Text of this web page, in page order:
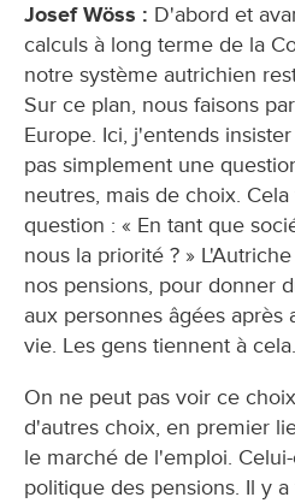
Josef Wöss : D'abord et
calculs à long terme de la
notre système autrichien
Sur ce plan, nous faisons
Europe. Ici, j'entends
pas simplement une
neutres, mais de choix.
question : « En tant que
nous la priorité ? »
nos pensions, pour donner
aux personnes âgées
vie. Les gens tiennent à cela.
On ne peut pas voir ce
d'autres choix, en premier
le marché de l'emploi.
politique des pensions. Il y